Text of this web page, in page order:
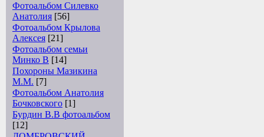
Фотоальбом Силевко
Анатолия [56]
Фотоальбом Крылова
Алексея [21]
Фотоальбом семьи
Минко В [14]
Похороны Мазикина
М.М. [7]
Фотоальбом Анатолия
Бочковского [1]
Бурдин В.В фотоальбом
[12]